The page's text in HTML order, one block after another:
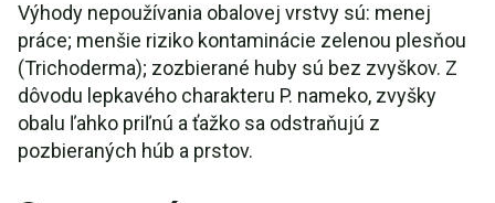
Výhody nepoužívania obalovej vrstvy sú: menej
práce; menšie riziko kontaminácie zelenou plesňou
(Trichoderma); zozbierané huby sú bez zvyškov. Z
dôvodu lepkavého charakteru P. nameko, zvyšky
obalu ľahko priľnú a ťažko sa odstraňujú z
pozbieraných húb a prstov.